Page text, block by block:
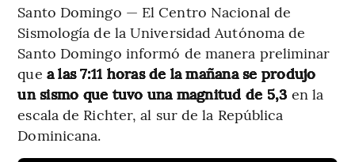
Santo Domingo — El Centro Nacional de
Sismología de la Universidad Autónoma de
Santo Domingo informó de manera preliminar
que a las 7:11 horas de la mañana se produjo
un sismo que tuvo una magnitud de 5,3 en la
escala de Richter, al sur de la República
Dominicana.